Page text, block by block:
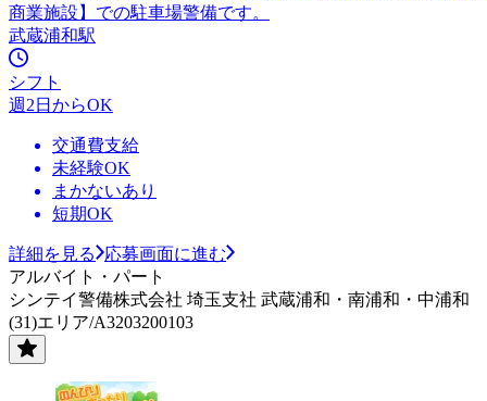
商業施設】での駐車場警備です。
武蔵浦和駅
シフト
週2日からOK
交通費支給
未経験OK
まかないあり
短期OK
詳細を見る
応募画面に進む
アルバイト・パート
シンテイ警備株式会社 埼玉支社 武蔵浦和・南浦和・中浦和
(31)エリア/A3203200103